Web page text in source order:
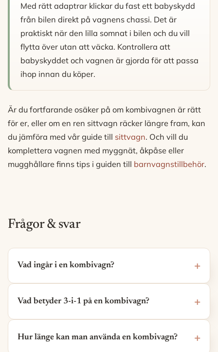
Med rätt adaptrar klickar du fast ett babyskydd
från bilen direkt på vagnens chassi. Det är
praktiskt när den lilla somnat i bilen och du vill
flytta över utan att väcka. Kontrollera att
babyskyddet och vagnen är gjorda för att passa
ihop innan du köper.
Är du fortfarande osäker på om kombivagnen är rätt
för er, eller om en ren sittvagn räcker längre fram, kan
du jämföra med vår guide till sittvagn. Och vill du
komplettera vagnen med myggnät, åkpåse eller
mugghållare finns tips i guiden till barnvagnstillbehör.
Frågor & svar
Vad ingår i en kombivagn?
Vad betyder 3-i-1 på en kombivagn?
Hur länge kan man använda en kombivagn?